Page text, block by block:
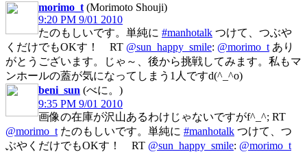
morimo_t (Morimoto Shouji)
9:20 PM 9/01 2010
たのもしいです。単純に #manhotalk つけて、つぶや
くだけでもOKす！ RT @sun_happy_smile: @morimo_t あり
がとうございます。じゃ～、後から挑戦してみます。私もマ
ンホールの蓋が気になってしまう1人ですd(^_^o)
beni_sun (べに。)
9:35 PM 9/01 2010
画像の在庫が沢山あるわけじゃないですがf^_^; RT
@morimo_t たのもしいです。単純に #manhotalk つけて、つ
ぶやくだけでもOKす！ RT @sun_happy_smile: @morimo_t